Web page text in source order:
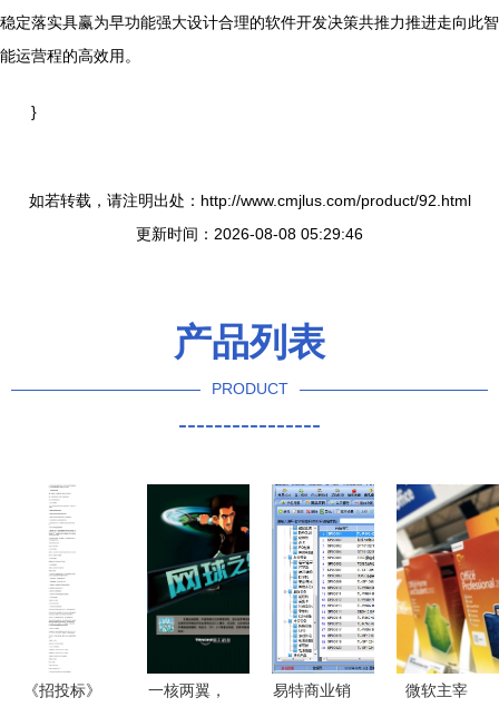
稳定落实具赢为早功能强大设计合理的软件开发决策共推力推进走向此智
能运营程的高效用。
}
如若转载，请注明出处：http://www.cmjlus.com/product/92.html
更新时间：2026-08-08 05:29:46
产品列表
PRODUCT
----------------
《招投标》
一核两翼，
易特商业销
微软主宰